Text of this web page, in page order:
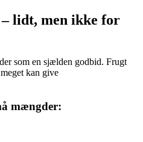
lidt, men ikke for
som en sjælden godbid. Frugt
kan give
mængder: